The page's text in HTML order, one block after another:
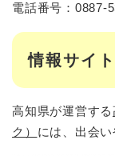
電話番号：0887-
情報サイ
高知県が運営する
ク） には、出会